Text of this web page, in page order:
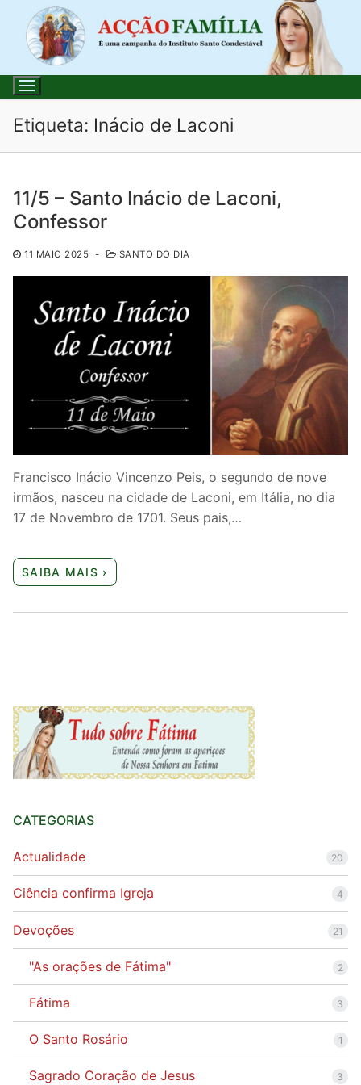
para
conteúdo
por:
Loja
Blog
Santo do Dia
Quem somos nós
Etiqueta: Inácio de Laconi
11/5 – Santo Inácio de Laconi,
Confessor
11 MAIO 2025 - SANTO DO DIA
Francisco Inácio Vincenzo Peis, o segundo de nove
irmãos, nasceu na cidade de Laconi, em Itália, no dia
17 de Novembro de 1701. Seus pais,…
SAIBA MAIS ›
CATEGORIAS
Actualidade 20
Ciência confirma Igreja 4
Devoções 21
"As orações de Fátima" 2
Fátima 3
O Santo Rosário 1
Sagrado Coração de Jesus 3